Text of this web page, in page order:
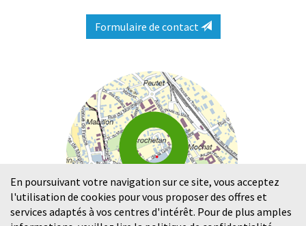
Formulaire de contact
En poursuivant votre navigation sur ce site, vous acceptez
l'utilisation de cookies pour vous proposer des offres et
services adaptés à vos centres d'intérêt. Pour de plus amples